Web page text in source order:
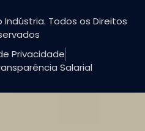
Todos os Direitos
Privacidade
Salarial